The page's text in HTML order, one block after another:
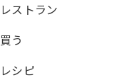
レストラン
買う
レシピ